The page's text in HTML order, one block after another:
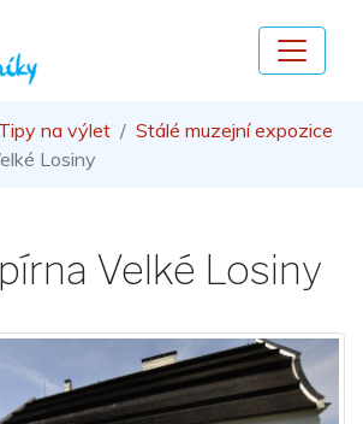
Tipy na výlet
Stálé muzejní expozice
Losiny
Velké Losiny